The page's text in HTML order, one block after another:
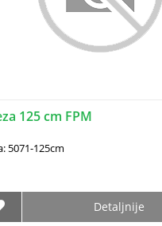
125 cm FPM
5071-125cm
Detaljnije